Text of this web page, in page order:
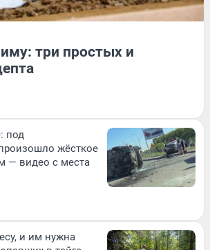
три простых и
под
жёсткое
— видео с места
и им нужна